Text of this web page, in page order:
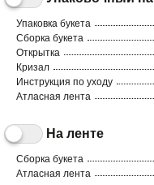
Упаковка букета
Сборка букета
Открытка
Кризал
Инструкция по уходу
Атласная лента
На ленте
Сборка букета
Атласная лента